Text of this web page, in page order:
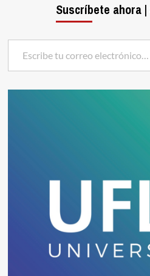
Suscríbete ahora
Escribe tu correo electrónico…